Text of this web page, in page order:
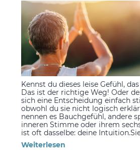
Kennst du dieses leise Gefühl,
Das ist der richtige Weg! Oder
sich eine Entscheidung einfach
obwohl du sie nicht logisch
nennen es Bauchgefühl, andere
inneren Stimme oder ihrem
ist oft dasselbe: deine
Weiterlesen